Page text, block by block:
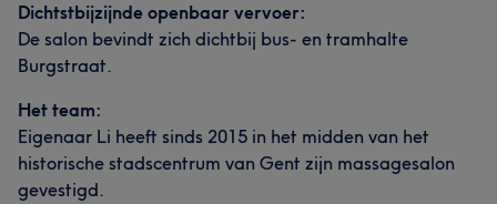
Dichtstbijzijnde openbaar vervoer:
De salon bevindt zich dichtbij bus- en tramhalte
Burgstraat.
Het team:
Eigenaar Li heeft sinds 2015 in het midden van het
historische stadscentrum van Gent zijn massagesalon
gevestigd.